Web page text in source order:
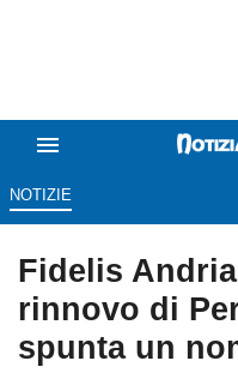
NOTIZIE
Fidelis
rinnovo di
spunta un